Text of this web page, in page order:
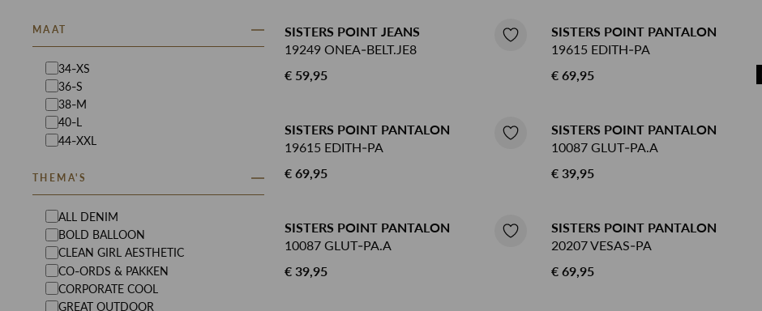
MAAT
34-XS
36-S
38-M
40-L
44-XXL
THEMA'S
ALL DENIM
BOLD BALLOON
CLEAN GIRL AESTHETIC
CO-ORDS & PAKKEN
CORPORATE COOL
GREAT OUTDOOR
SISTERS POINT JEANS
19249 ONEA-BELT.JE8
€ 59,95
SISTERS POINT PANTALON
19615 EDITH-PA
€ 69,95
SISTERS POINT PANTALON
19615 EDITH-PA
€ 69,95
SISTERS POINT PANTALON
10087 GLUT-PA.A
€ 39,95
SISTERS POINT PANTALON
10087 GLUT-PA.A
€ 39,95
SISTERS POINT PANTALON
20207 VESAS-PA
€ 69,95